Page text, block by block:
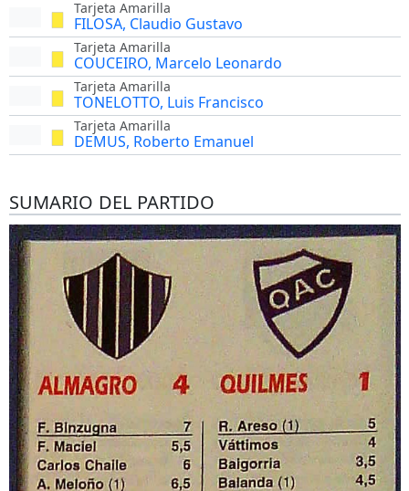
Tarjeta Amarilla
FILOSA, Claudio Gustavo
Tarjeta Amarilla
COUCEIRO, Marcelo Leonardo
Tarjeta Amarilla
TONELOTTO, Luis Francisco
Tarjeta Amarilla
DEMUS, Roberto Emanuel
SUMARIO DEL PARTIDO